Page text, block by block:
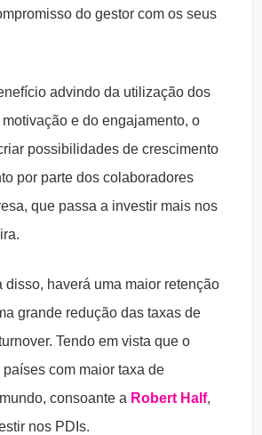
do gestor com os seus
advindo da utilização dos
e do engajamento, o
possibilidades de crescimento
por parte dos colaboradores
que passa a investir mais nos
disso, haverá uma maior retenção
grande redução das taxas de
Tendo em vista que o
com maior taxa de
consoante a Robert Half,
nos PDIs.